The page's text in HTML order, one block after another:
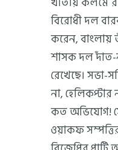
বিরোধী দল
করেন, বাংলায়
শাসক দল
রেখেছে। সভা-
না,
কত অভিযোগ!
ওয়াকফ